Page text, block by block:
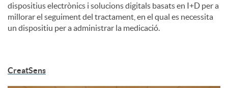
dispositius electrònics i solucions digitals basats en I+D per a
millorar el seguiment del tractament, en el qual es necessita
un dispositiu per a administrar la medicació.
CreatSens